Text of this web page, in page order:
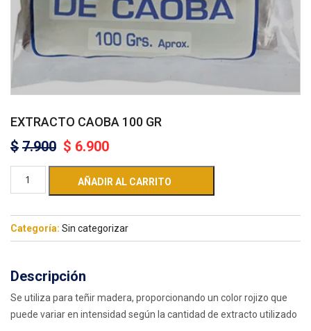
EXTRACTO CAOBA 100 GR
$ 7.900 $ 6.900
AÑADIR AL CARRITO
Categoría: Sin categorizar
Descripción
Se utiliza para teñir madera, proporcionando un color rojizo que
puede variar en intensidad según la cantidad de extracto utilizado